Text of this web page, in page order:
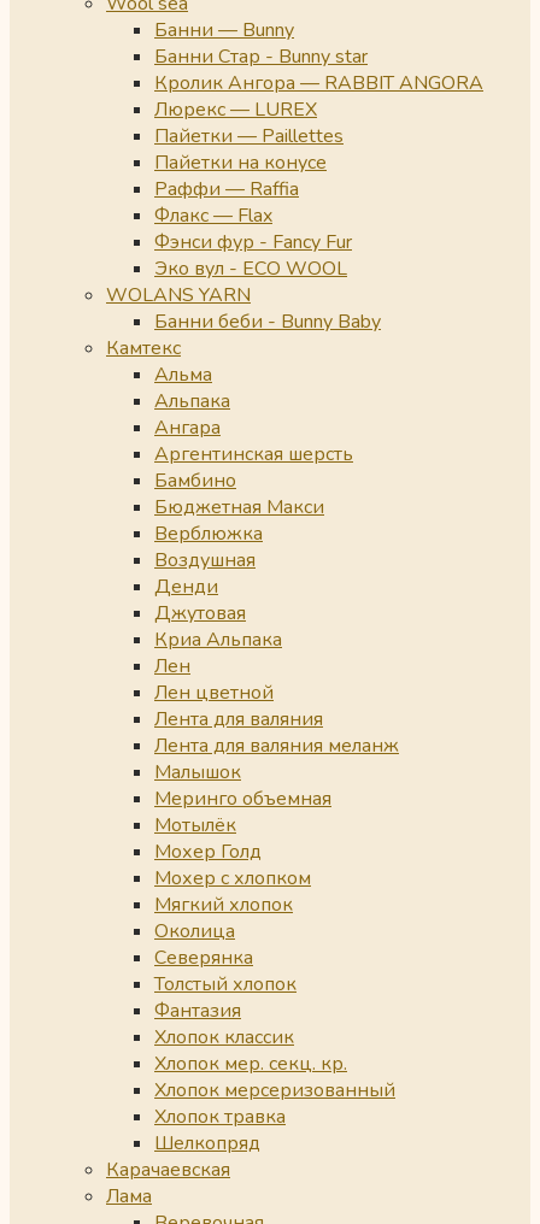
Банни — Bunny
Банни Стар - Bunny star
Кролик Ангора — RABBIT ANGORA
Люрекс — LUREX
Пайетки — Paillettes
Пайетки на конусе
Раффи — Raffia
Флакс — Flax
Фэнси фур - Fancy Fur
Эко вул - ECO WOOL
WOLANS YARN
Банни беби - Bunny Baby
Камтекс
Альма
Альпака
Ангара
Аргентинская шерсть
Бамбино
Бюджетная Макси
Верблюжка
Воздушная
Денди
Джутовая
Криа Альпака
Лен
Лен цветной
Лента для валяния
Лента для валяния меланж
Малышок
Меринго объемная
Мотылёк
Мохер Голд
Мохер с хлопком
Мягкий хлопок
Околица
Северянка
Толстый хлопок
Фантазия
Хлопок классик
Хлопок мер. секц. кр.
Хлопок мерсеризованный
Хлопок травка
Шелкопряд
Карачаевская
Лама